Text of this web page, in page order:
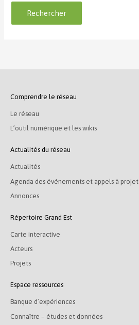
Comprendre le réseau
Le réseau
L’outil numérique et les wikis
Actualités du réseau
Actualités
Agenda des événements et appels à projet
Annonces
Répertoire Grand Est
Carte interactive
Acteurs
Projets
Espace ressources
Banque d’expériences
Connaître – études et données